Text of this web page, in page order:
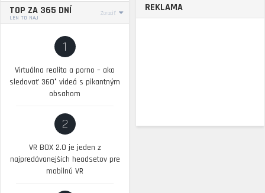
TOP ZA 365 DNÍ
LEN TO NAJ
Zoradiť
1
Virtuálna realita a porno – ako
sledovať 360° videá s pikantným
obsahom
2
VR BOX 2.0 je jeden z
najpredávanejších headsetov pre
mobilnú VR
REKLAMA